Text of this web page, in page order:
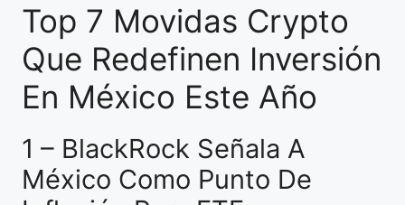
Top 7 Movidas Crypto
Que Redefinen Inversión
En México Este Año
1 – BlackRock Señala A
México Como Punto De